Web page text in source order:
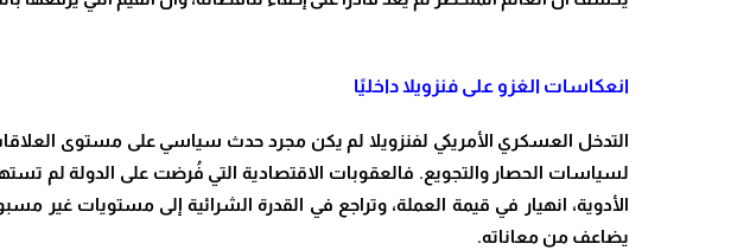
انعكاسات الغزو على فنزويلا داخليًا
التدخل العسكري الأمريكي لفنزويلا لم يكن مجرد حدث سياسي على مستوى العلاقات
لسياسات الحصار والتجويع. فالعقوبات الاقتصادية التي فُرضت على الدولة لم
الأدوية، انهيار في قيمة العملة، وتراجع في القدرة الشرائية إلى مستويات
يضاعف من معاناته.